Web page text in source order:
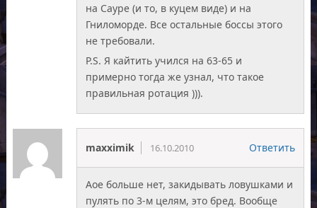
на Сауре (и то, в куцем виде) и на
Гниломорде. Все остальные боссы этого
не требовали.
P.S. Я кайтить учился на 63-65 и
примерно тогда же узнал, что такое
правильная ротация ))).
maxximik 16.10.2010 Ответить
Аое больше нет, закидывать ловушками и
пулять по 3-м целям, это бред. Вообще